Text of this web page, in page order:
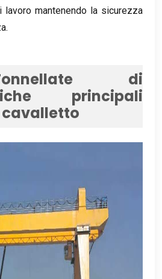
mantenendo la sicurezza
di
principali
cavalletto